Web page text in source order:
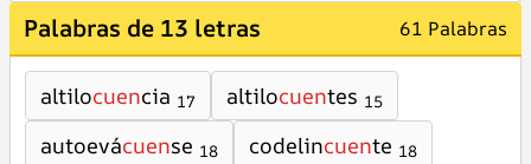
Palabras de 13 letras 61 Palabras
altilocuencia 17 altilocuentes 15
autoevácuense 18 codelincuente 18